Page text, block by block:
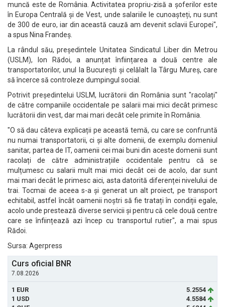
muncă este de România. Activitatea propriu-zisă a șoferilor este
în Europa Centrală și de Vest, unde salariile le cunoașteți, nu sunt
de 300 de euro, iar din această cauză am devenit sclavii Europei",
a spus Nina Frandeș.
La rândul său, președintele Unitatea Sindicatul Liber din Metrou
(USLM), Ion Rădoi, a anunțat înființarea a două centre ale
transportatorilor, unul la București și celălalt la Târgu Mureș, care
să încerce să controleze dumpingul social.
Potrivit președintelui USLM, lucrătorii din România sunt "racolați"
de către companiile occidentale pe salarii mai mici decât primesc
lucrătorii din vest, dar mai mari decât cele primite în România.
"O să dau câteva explicații pe această temă, cu care se confruntă
nu numai transportatorii, ci și alte domenii, de exemplu domeniul
sanitar, partea de IT, oamenii cei mai buni din aceste domenii sunt
racolați de către administrațiile occidentale pentru că se
mulțumesc cu salarii mult mai mici decât cei de acolo, dar sunt
mai mari decât le primesc aici, asta datorită diferenței nivelului de
trai. Tocmai de aceea s-a și generat un alt proiect, pe transport
echitabil, astfel încât oamenii noștri să fie tratați în condiții egale,
acolo unde prestează diverse servicii și pentru că cele două centre
care se înființează azi încep cu transportul rutier", a mai spus
Rădoi.
Sursa: Agerpress
Curs oficial BNR
7.08.2026
1 EUR
5.2554
1 USD
4.5584